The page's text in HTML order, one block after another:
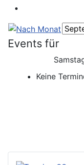
Events für
Keine